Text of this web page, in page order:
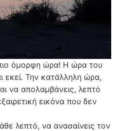
όμορφη ώρα! Η ώρα του
εκεί. Την κατάλληλη ώρα,
να απολαμβάνεις, λεπτό
εικόνα που δεν
λεπτό, να ανασαίνεις τον